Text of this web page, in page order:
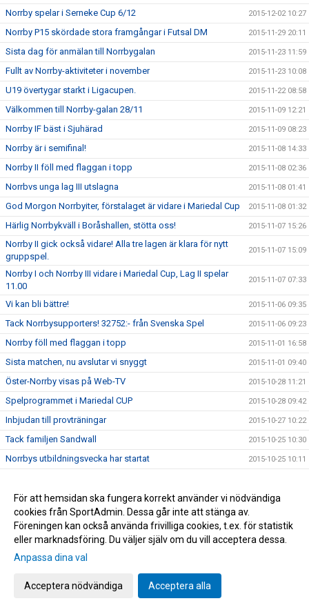
Norrby spelar i Serneke Cup 6/12 2015-12-02 10:27
Norrby P15 skördade stora framgångar i Futsal DM 2015-11-29 20:11
Sista dag för anmälan till Norrbygalan 2015-11-23 11:59
Fullt av Norrby-aktiviteter i november 2015-11-23 10:08
U19 övertygar starkt i Ligacupen. 2015-11-22 08:58
Välkommen till Norrby-galan 28/11 2015-11-09 12:21
Norrby IF bäst i Sjuhärad 2015-11-09 08:23
Norrby är i semifinal! 2015-11-08 14:33
Norrby II föll med flaggan i topp 2015-11-08 02:36
Norrbvs unga lag III utslagna 2015-11-08 01:41
God Morgon Norrbyiter, förstalaget är vidare i Mariedal Cup 2015-11-08 01:32
Härlig Norrbykväll i Boråshallen, stötta oss! 2015-11-07 15:26
Norrby II gick också vidare! Alla tre lagen är klara för nytt
gruppspel.
2015-11-07 15:09
Norrby I och Norrby III vidare i Mariedal Cup, Lag II spelar
11.00
2015-11-07 07:33
Vi kan bli bättre! 2015-11-06 09:35
Tack Norrbysupporters! 32752:- från Svenska Spel 2015-11-06 09:23
Norrby föll med flaggan i topp 2015-11-01 16:58
Sista matchen, nu avslutar vi snyggt 2015-11-01 09:40
Öster-Norrby visas på Web-TV 2015-10-28 11:21
Spelprogrammet i Mariedal CUP 2015-10-28 09:42
Inbjudan till provträningar 2015-10-27 10:22
Tack familjen Sandwall 2015-10-25 10:30
Norrbys utbildningsvecka har startat 2015-10-25 10:11
Vi har klarat nytt kontrakt! 2015-10-24 17:56
Årets viktigaste match 2015-10-23 19:10
Norrbys P15 spelar DM/SM-kval i Futsal 2015-10-23 10:20
Nu gäller det! Vinna eller försvinna!
Norrby orkade inte
För att hemsidan ska fungera korrekt använder vi nödvändiga
cookies från SportAdmin. Dessa går inte att stänga av.
Föreningen kan också använda frivilliga cookies, t.ex. för statistik
eller marknadsföring. Du väljer själv om du vill acceptera dessa.
Anpassa dina val
Acceptera nödvändiga Acceptera alla